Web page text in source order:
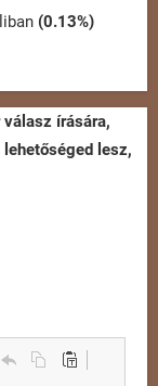
(0.13%)
válasz írására,
lesz,